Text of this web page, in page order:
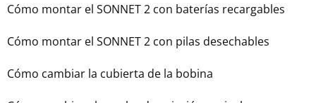
Cómo montar el SONNET 2 con baterías recargables
Cómo montar el SONNET 2 con pilas desechables
Cómo cambiar la cubierta de la bobina